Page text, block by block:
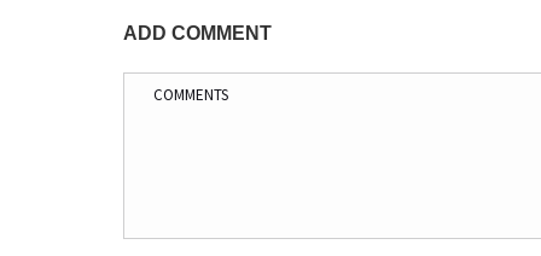
ADD COMMENT